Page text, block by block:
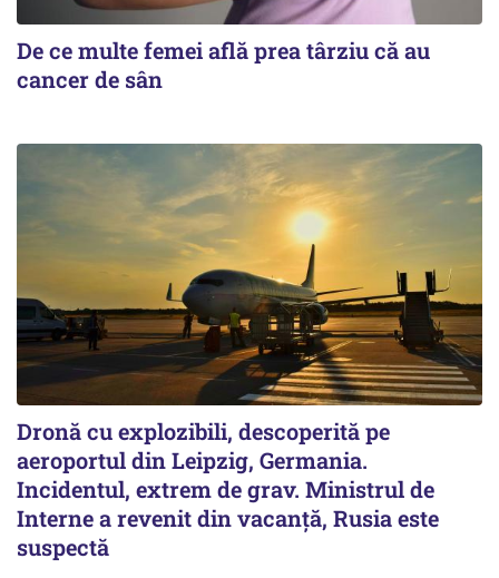
De ce multe femei află prea târziu că au
cancer de sân
Dronă cu explozibili, descoperită pe
aeroportul din Leipzig, Germania.
Incidentul, extrem de grav. Ministrul de
Interne a revenit din vacanță, Rusia este
suspectă